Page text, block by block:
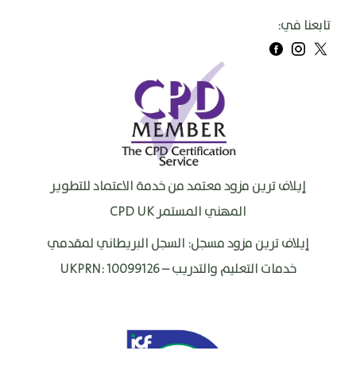
تابعنا في:
إيلاف ترين مزود معتمد من خدمة الاعتماد للتطوير
المهني المستمر CPD UK
إيلاف ترين مزود مسجل: السجل البريطاني لمقدمي
خدمات التعليم والتدريب –UKPRN: 10099126